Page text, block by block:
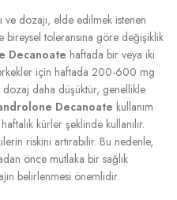
ve dozajı, elde edilmek istenen
bireysel toleransına göre değişiklik
Decanoate haftada bir veya iki
için haftada 200-600 mg
dozaj daha düşüktür, genellikle
Decanoate kullanım
kürler şeklinde kullanılır.
riskini artırabilir. Bu nedenle,
önce mutlaka bir sağlık
belirlenmesi önemlidir.